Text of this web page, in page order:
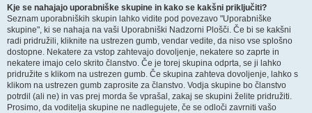
Kje se nahajajo uporabniške skupine in kako se kakšni priključiti?
Seznam uporabniških skupin lahko vidite pod povezavo "Uporabniške
skupine", ki se nahaja na vaši Uporabniški Nadzorni Plošči. Če bi se kakšni
radi pridružili, kliknite na ustrezen gumb, vendar vedite, da niso vse splošno
dostopne. Nekatere za vstop zahtevajo dovoljenje, nekatere so zaprte in
nekatere imajo celo skrito članstvo. Če je torej skupina odprta, se ji lahko
pridružite s klikom na ustrezen gumb. Če skupina zahteva dovoljenje, lahko s
klikom na ustrezen gumb zaprosite za članstvo. Vodja skupine bo članstvo
potrdil (ali ne) in vas prej morda še vprašal, zakaj se skupini želite pridružiti.
Prosimo, da voditelja skupine ne nadlegujete, če se odloči zavrniti vašo